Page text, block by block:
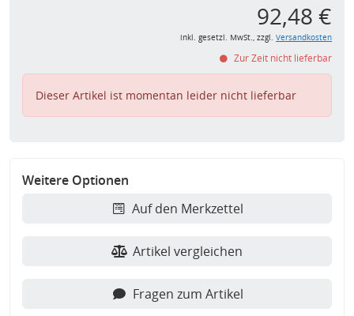
92,48 €
inkl. gesetzl. MwSt., zzgl. Versandkosten
Zur Zeit nicht lieferbar
Dieser Artikel ist momentan leider nicht lieferbar
Weitere Optionen
Auf den Merkzettel
Artikel vergleichen
Fragen zum Artikel